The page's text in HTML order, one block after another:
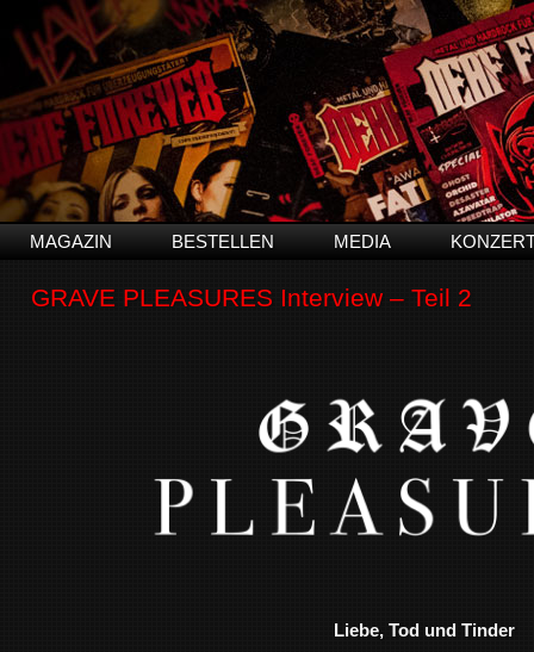
MAGAZIN BESTELLEN MEDIA
GRAVE PLEASURES Interview – Teil 2
Liebe, Tod und Tinder